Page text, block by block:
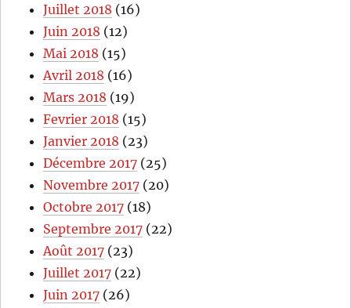
Juillet 2018 (16)
Juin 2018 (12)
Mai 2018 (15)
Avril 2018 (16)
Mars 2018 (19)
Fevrier 2018 (15)
Janvier 2018 (23)
Décembre 2017 (25)
Novembre 2017 (20)
Octobre 2017 (18)
Septembre 2017 (22)
Août 2017 (23)
Juillet 2017 (22)
Juin 2017 (26)